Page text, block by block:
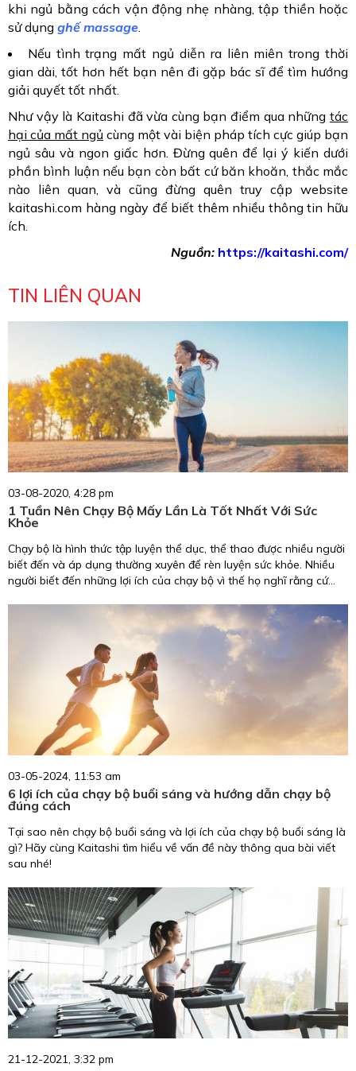
khi ngủ bằng cách vận động nhẹ nhàng, tập thiền hoặc
sử dụng ghế massage.
Nếu tình trạng mất ngủ diễn ra liên miên trong thời
gian dài, tốt hơn hết bạn nên đi gặp bác sĩ để tìm hướng
giải quyết tốt nhất.
Như vậy là Kaitashi đã vừa cùng bạn điểm qua những tác
hại của mất ngủ cùng một vài biện pháp tích cực giúp bạn
ngủ sâu và ngon giấc hơn. Đừng quên để lại ý kiến dưới
phần bình luận nếu bạn còn bất cứ băn khoăn, thắc mắc
nào liên quan, và cũng đừng quên truy cập website
kaitashi.com hàng ngày để biết thêm nhiều thông tin hữu
ích.
Nguồn: https://kaitashi.com/
TIN LIÊN QUAN
03-08-2020, 4:28 pm
1 Tuần Nên Chạy Bộ Mấy Lần Là Tốt Nhất Với Sức
Khỏe
Chạy bộ là hình thức tập luyện thể dục, thể thao được nhiều người
biết đến và áp dụng thường xuyên để rèn luyện sức khỏe. Nhiều
người biết đến những lợi ích của chạy bộ vì thế họ nghĩ rằng cứ
được tần suất tập luyện thì mới đem lại hiệu quả tốt nhất. Dưới đây
chúng tôi sẽ giải đáp cho bạn câu hỏi: “1 tuần nên chạy bộ mấy
03-05-2024, 11:53 am
6 lợi ích của chạy bộ buổi sáng và hướng dẫn chạy bộ
đúng cách
Tại sao nên chạy bộ buổi sáng và lợi ích của chạy bộ buổi sáng là
gì? Hãy cùng Kaitashi tìm hiểu về vấn đề này thông qua bài viết
sau nhé!
21-12-2021, 3:32 pm